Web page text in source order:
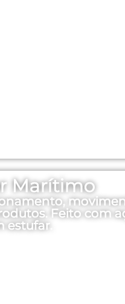
Marítimo
Feito com
estufar.